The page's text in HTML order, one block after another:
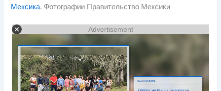
Мексика. Фотографии Правительство Мексики
Advertisement